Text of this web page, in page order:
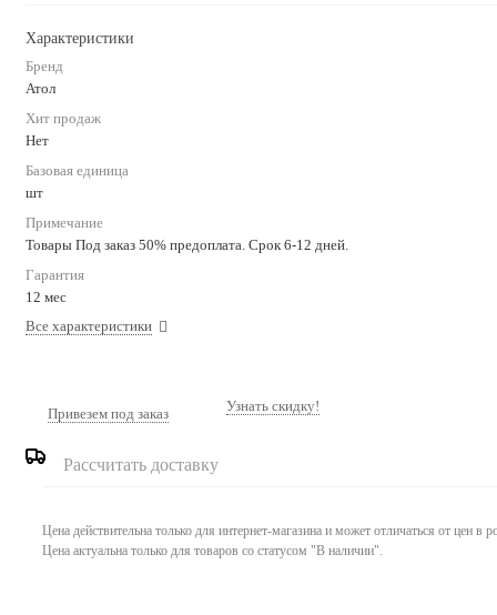
Характеристики
Бренд
Атол
Хит продаж
Нет
Базовая единица
шт
Примечание
Товары Под заказ 50% предоплата. Срок 6-12 дней.
Гарантия
12 мес
Все характеристики
Привезем под заказ Узнать скидку!
Рассчитать доставку
Цена действительна только для интернет-магазина и может отличаться от цен в
Цена актуальна только для товаров со статусом "В наличии".